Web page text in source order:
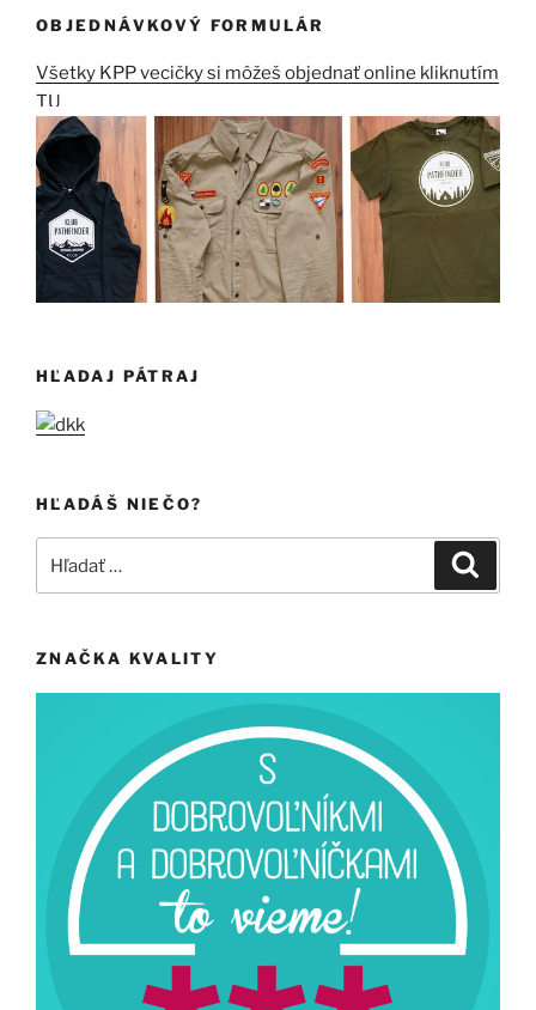
OBJEDNÁVKOVÝ FORMULÁR
Všetky KPP vecičky si môžeš objednať online kliknutím
TU
HĽADAJ PÁTRAJ
HĽADÁŠ NIEČO?
ZNAČKA KVALITY